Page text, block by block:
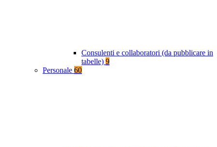
Consulenti e collaboratori (da pubblicare in
tabelle) 9
Personale 60